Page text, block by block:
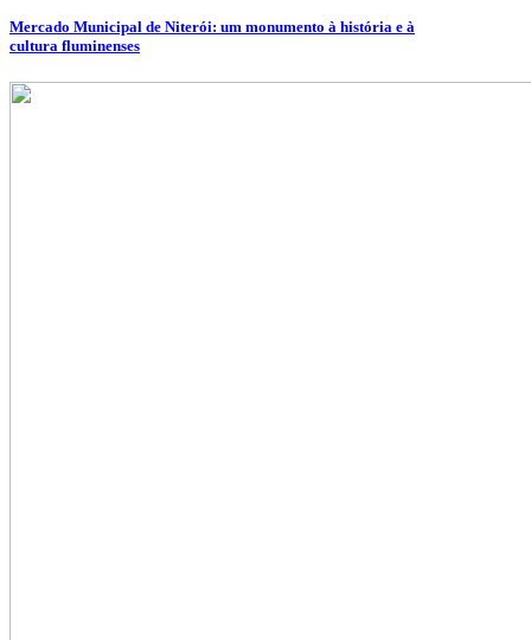
Mercado Municipal de Niterói: um monumento à história e à
cultura fluminenses